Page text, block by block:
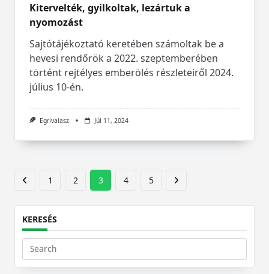
Kitervelték, gyilkoltak, lezártuk a
nyomozást
Sajtótájékoztató keretében számoltak be a
hevesi rendőrök a 2022. szeptemberében
történt rejtélyes emberölés részleteiről 2024.
július 10-én.
Egrivalasz Júl 11, 2024
1 2 3 4 5
KERESÉS
Search
for: